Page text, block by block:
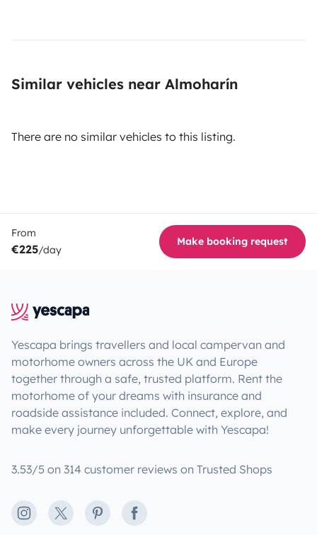
Similar vehicles near Almoharín
There are no similar vehicles to this listing.
From
€225/day
Make booking request
Yescapa brings travellers and local campervan and
motorhome owners across the UK and Europe
together through a safe, trusted platform. Rent the
motorhome of your dreams with insurance and
roadside assistance included. Connect, explore, and
make every journey unforgettable with Yescapa!
3.53/5 on 314 customer reviews on Trusted Shops
Instagram
X PinterestFacebook